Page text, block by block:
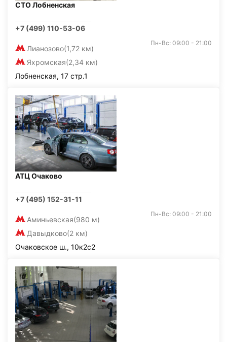
СТО Лобненская
+7 (499) 110-53-06
Лианозово(1,72 км)
Яхромская(2,34 км)
Пн-Вс: 09:00 - 21:00
Лобненская, 17 стр.1
АТЦ Очаково
+7 (495) 152-31-11
Аминьевская(980 м)
Давыдково(2 км)
Пн-Вс: 09:00 - 21:00
Очаковское ш., 10к2с2